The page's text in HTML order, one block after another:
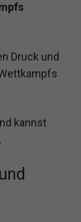
Druck und
kannst